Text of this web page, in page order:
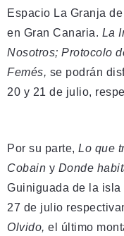
Espacio La Granja
en Gran Canaria. La
Nosotros; Protocolo
Femés, se podrán
20 y 21 de julio,
Por su parte, Lo que
Cobain y Donde
Guiniguada de la
27 de julio
Olvido, el último